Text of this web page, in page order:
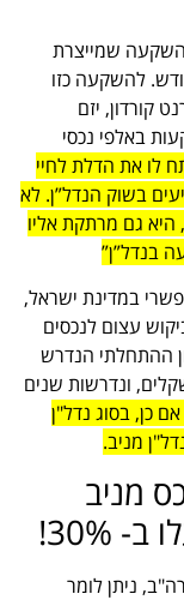
השקעה שמייצרת
להשקעה כזו
קורדון, יזם
באלפי נכסי
לו את הדלת לחיי
בשוק הנדל”ן. לא
גם מרתקת אליו
בנדל”ן”
במדינת ישראל,
עצום לנכסים
ההתחלתי הנדרש
ונדרשות שנים
כן, בסוג נדל"ן
מניב.
מניב
ניתן לומר